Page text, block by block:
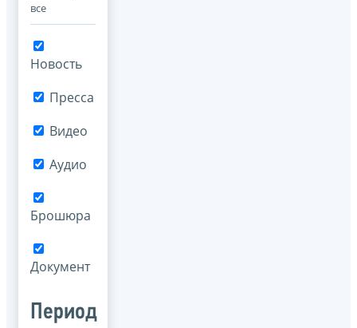
все
Новость
Пресса
Видео
Аудио
Брошюра
Документ
Период